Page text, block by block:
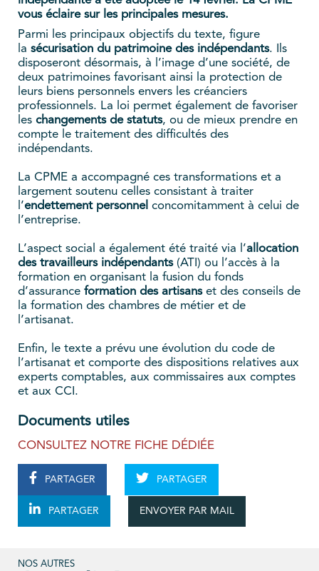
vous éclaire sur les principales mesures.
Parmi les principaux objectifs du texte, figure
la sécurisation du patrimoine des indépendants. Ils
disposeront désormais, à l’image d’une société, de
deux patrimoines favorisant ainsi la protection de
leurs biens personnels envers les créanciers
professionnels. La loi permet également de favoriser
les changements de statuts, ou de mieux prendre en
compte le traitement des difficultés des
indépendants.
La CPME a accompagné ces transformations et a
largement soutenu celles consistant à traiter
l’endettement personnel concomitamment à celui de
l’entreprise.
L’aspect social a également été traité via l’allocation
des travailleurs indépendants(ATI) ou l’accès à la
formation en organisant la fusion du fonds
d’assurance formation des artisanset des conseils de
la formation des chambres de métier et de
l’artisanat.
Enfin, le texte a prévu une évolution du code de
l’artisanat et comporte des dispositions relatives aux
experts comptables, aux commissaires aux comptes
et aux CCI.
Documents utiles
CONSULTEZ NOTRE FICHE DÉDIÉE
PARTAGER PARTAGER
PARTAGER ENVOYER PAR MAIL
NOS AUTRES